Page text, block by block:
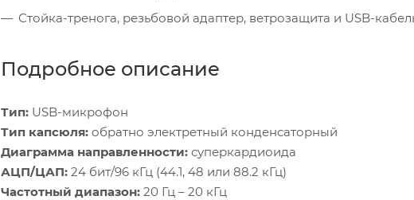
Стойка-тренога, резьбовой адаптер, ветрозащита и USB-
Подробное описание
Тип: USB-микрофон
Тип капсюля: обратно электретный конденсаторный
Диаграмма направленности: суперкардиоида
АЦП/ЦАП: 24 бит/96 кГц (44.1, 48 или 88.2 кГц)
Частотный диапазон: 20 Гц – 20 кГц